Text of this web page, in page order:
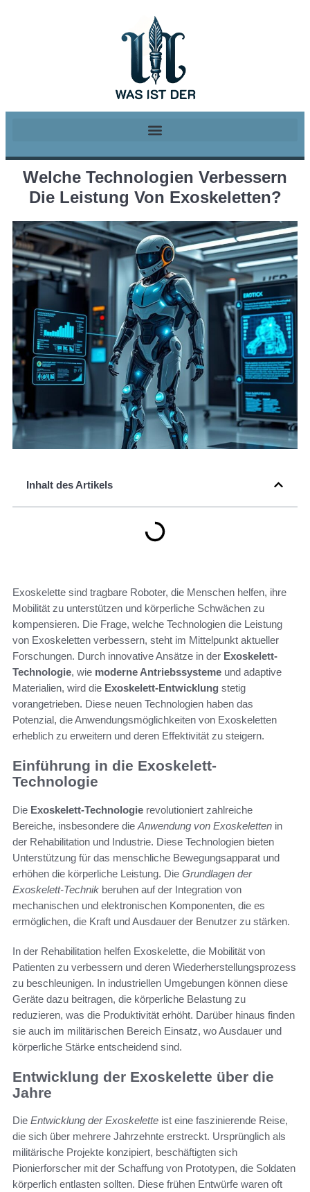
Welche Technologien Verbessern
Die Leistung Von Exoskeletten?
Inhalt des Artikels
Exoskelette sind tragbare Roboter, die Menschen helfen, ihre
Mobilität zu unterstützen und körperliche Schwächen zu
kompensieren. Die Frage, welche Technologien die Leistung
von Exoskeletten verbessern, steht im Mittelpunkt aktueller
Forschungen. Durch innovative Ansätze in der Exoskelett-
Technologie, wie moderne Antriebssysteme und adaptive
Materialien, wird die Exoskelett-Entwicklung stetig
vorangetrieben. Diese neuen Technologien haben das
Potenzial, die Anwendungsmöglichkeiten von Exoskeletten
erheblich zu erweitern und deren Effektivität zu steigern.
Einführung in die Exoskelett-
Technologie
Die Exoskelett-Technologie revolutioniert zahlreiche
Bereiche, insbesondere die Anwendung von Exoskeletten in
der Rehabilitation und Industrie. Diese Technologien bieten
Unterstützung für das menschliche Bewegungsapparat und
erhöhen die körperliche Leistung. Die Grundlagen der
Exoskelett-Technik beruhen auf der Integration von
mechanischen und elektronischen Komponenten, die es
ermöglichen, die Kraft und Ausdauer der Benutzer zu stärken.
In der Rehabilitation helfen Exoskelette, die Mobilität von
Patienten zu verbessern und deren Wiederherstellungsprozess
zu beschleunigen. In industriellen Umgebungen können diese
Geräte dazu beitragen, die körperliche Belastung zu
reduzieren, was die Produktivität erhöht. Darüber hinaus finden
sie auch im militärischen Bereich Einsatz, wo Ausdauer und
körperliche Stärke entscheidend sind.
Entwicklung der Exoskelette über die
Jahre
Die Entwicklung der Exoskelette ist eine faszinierende Reise,
die sich über mehrere Jahrzehnte erstreckt. Ursprünglich als
militärische Projekte konzipiert, beschäftigten sich
Pionierforscher mit der Schaffung von Prototypen, die Soldaten
körperlich entlasten sollten. Diese frühen Entwürfe waren oft